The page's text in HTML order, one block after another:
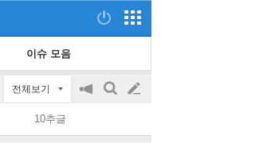
이슈 모음
전체보기
공
on/off
검
글
쓰
10추글